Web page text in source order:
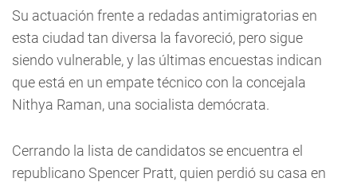
Su actuación frente a redadas antimigratorias en
esta ciudad tan diversa la favoreció, pero sigue
siendo vulnerable, y las últimas encuestas indican
que está en un empate técnico con la concejala
Nithya Raman, una socialista demócrata.
Cerrando la lista de candidatos se encuentra el
republicano Spencer Pratt, quien perdió su casa en